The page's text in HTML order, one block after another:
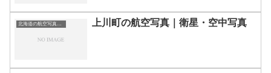
北海道の航空写真・空中写真 上川町の航空写真｜衛星・空中写真